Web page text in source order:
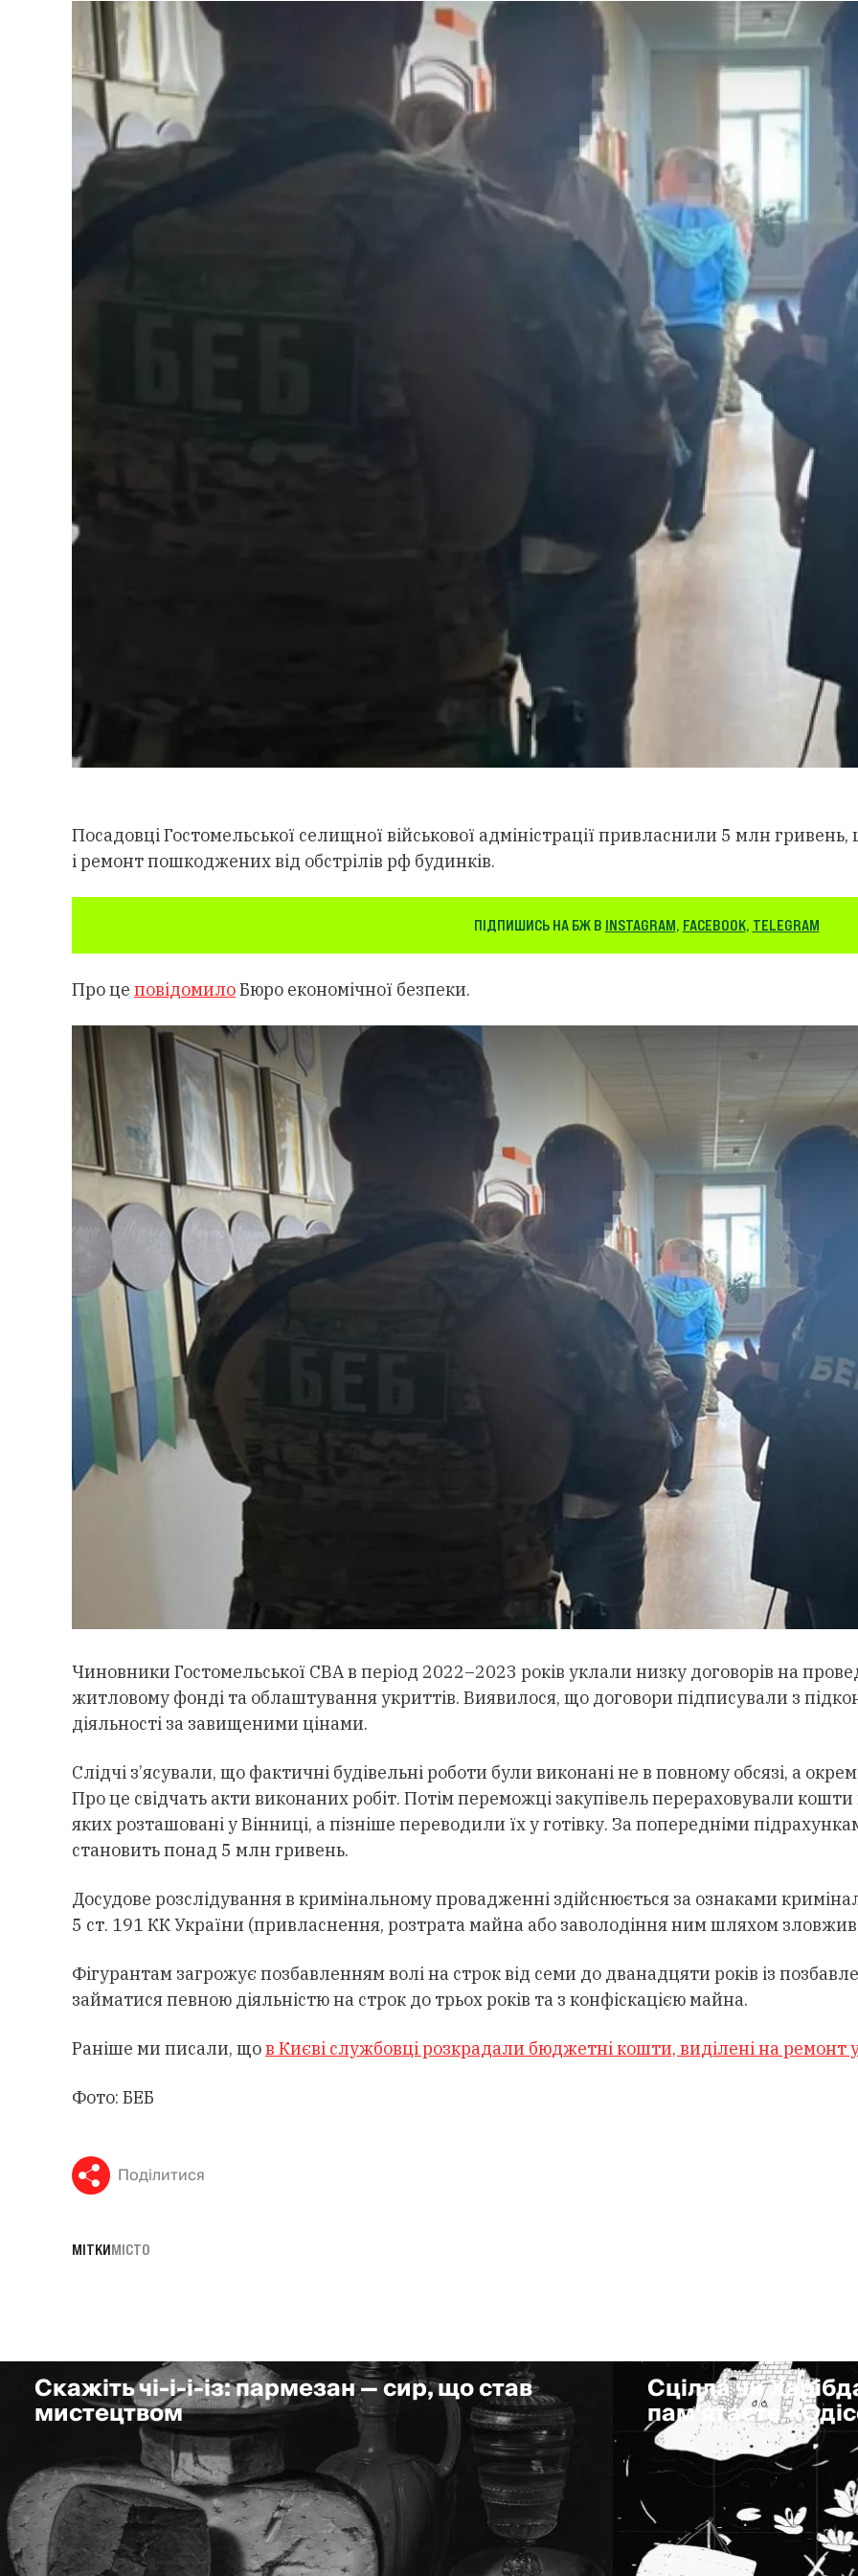
Посадовці Гостомельської селищної військової адміністрації привласнили 5 млн
і ремонт пошкоджених від обстрілів рф будинків.
ПІДПИШИСЬ НА БЖ В INSTAGRAM, FACEBOOK, TELEGRAM
Про це повідомилоБюро економічної безпеки.
Чиновники Гостомельської СВА в період 2022–2023 років уклали низку договорів на
житловому фонді та облаштування укриттів. Виявилося, що договори підписували з
діяльності за завищеними цінами.
Слідчі з’ясували, що фактичні будівельні роботи були виконані не в повному обсязі, а
Про це свідчать акти виконаних робіт. Потім переможці закупівель перераховували
яких розташовані у Вінниці, а пізніше переводили їх у готівку. За попередніми
становить понад 5 млн гривень.
Досудове розслідування в кримінальному провадженні здійснюється за ознаками
5 ст. 191 КК України (привласнення, розтрата майна або заволодіння ним шляхом
Фігурантам загрожує позбавленням волі на строк від семи до дванадцяти років із
займатися певною діяльністю на строк до трьох років та з конфіскацією майна.
Раніше ми писали, щов Києві службовці розкрадали бюджетні кошти, виділені на ремонт
Фото: БЕБ
Поділитися
МІТКИМІСТО
Скажіть чі-і-і-із: пармезан — сир, що став
мистецтвом
Сцілла чи
пам'ятаєте